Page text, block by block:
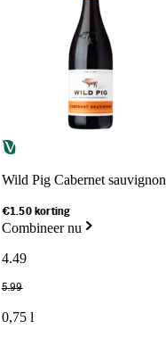
Wild Pig Cabernet sauvignon
€1.50 korting
Combineer nu
4.49
5.99
0,75 l